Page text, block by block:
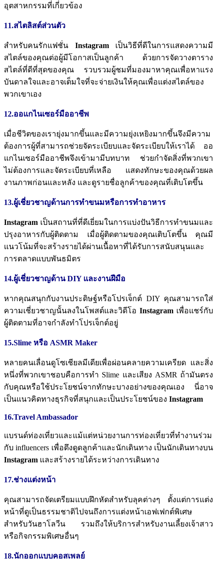
อุตสาหกรรมที่เกี่ยวข้อง
11.สไตลิสต์ส่วนตัว
สำหรับคนรักแฟชั่น Instagram เป็นวิธีที่ดีในการแสดงความมี
สไตล์ของคุณต่อผู้มีโอกาสเป็นลูกค้า
ด้วยการจัดวางตาราง
สไตล์ที่ดีที่สุดของคุณ
รวบรวมผู้ชมที่มองมาหาคุณเพื่อหาแรง
บันดาลใจและอาจเต็มใจที่จะจ่ายเงินให้คุณเพื่อแต่งสไตล์ของ
พวกเขาเอง
12.ออแกไนเซอร์มืออาชีพ
เมื่อชีวิตของเรายุ่งมากขึ้นและมีความยุ่งเหยิงมากขึ้นจึงมีความ
ต้องการผู้ที่สามารถช่วยจัดระเบียบและจัดระเบียบให้เราได้
ออ
แกไนเซอร์มืออาชีพจึงเข้ามามีบทบาท
ช่วยกำจัดสิ่งที่พวกเขา
ไม่ต้องการและจัดระเบียบที่เหลือ
แสดงทักษะของคุณด้วยผล
งานภาพก่อนและหลัง และดูรายชื่อลูกค้าของคุณที่เติบโตขึ้น
13.ผู้เชี่ยวชาญด้านการทำขนมหรือการทำอาหาร
Instagram เป็นสถานที่ที่ดีเยี่ยมในการแบ่งปันวิธีการทำขนมและ
ปรุงอาหารกับผู้ติดตาม
เมื่อผู้ติดตามของคุณเติบโตขึ้น
คุณมี
แนวโน้มที่จะสร้างรายได้ผ่านเนื้อหาที่ได้รับการสนับสนุนและ
การตลาดแบบพันธมิตร
14.ผู้เชี่ยวชาญด้าน DIY และงานฝีมือ
หากคุณสนุกกับงานประดิษฐ์หรือโปรเจ็กต์ DIY คุณสามารถใส่
ความเชี่ยวชาญนั้นลงในโพสต์และวิดีโอ Instagram เพื่อแชร์กับ
ผู้ติดตามที่อาจกำลังทำโปรเจ็กต์อยู่
15.Slime หรือ ASMR Maker
หลายคนเลื่อนดูโซเชียลมีเดียเพื่อผ่อนคลายความเครียด และสิ่ง
หนึ่งที่พวกเขาชอบคือการทำ Slime และเสียง ASMR ถ้ามันตรง
กับคุณหรือใช้ประโยชน์จากทักษะบางอย่างของคุณเอง
นี่อาจ
เป็นแนวคิดทางธุรกิจที่สนุกและเป็นประโยชน์ของ Instagram
16.Travel Ambassador
แบรนด์ท่องเที่ยวและแม้แต่หน่วยงานการท่องเที่ยวที่ทำงานร่วม
กับ influencers เพื่อดึงดูดลูกค้าและนักเดินทาง เป็นนักเดินทางบน
Instagram และสร้างรายได้ระหว่างการเดินทาง
17.ช่างแต่งหน้า
คุณสามารถจัดเตรียมแบบฝึกหัดสำหรับลุคต่างๆ
ตั้งแต่การแต่ง
หน้าที่ดูเป็นธรรมชาติไปจนถึงการแต่งหน้าเอฟเฟกต์พิเศษ
สำหรับวันฮาโลวีน
รวมถึงให้บริการสำหรับงานเลี้ยงเจ้าสาว
หรือกิจกรรมพิเศษอื่นๆ
18.นักออกแบบคอสเพลย์